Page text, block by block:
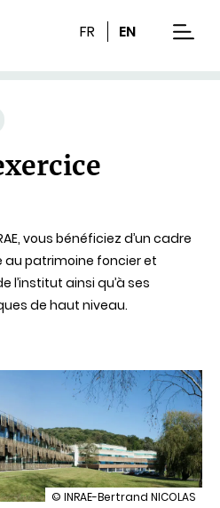
FR EN
vous bénéficiez d’un cadre
au patrimoine foncier et
l’institut ainsi qu’à ses
de haut niveau.
illustration
© INRAE-Bertrand NICOLAS